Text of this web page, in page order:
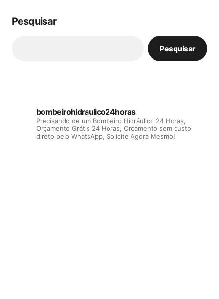
Pesquisar
Pesquisar
bombeirohidraulico24horas
Precisando de um Bombeiro Hidráulico 24 Horas,
Orçamento Grátis 24 Horas, Orçamento sem custo
direto pelo WhatsApp, Solicite Agora Mesmo!